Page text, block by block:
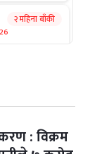
२ महिना बाँकी
: विक्रम